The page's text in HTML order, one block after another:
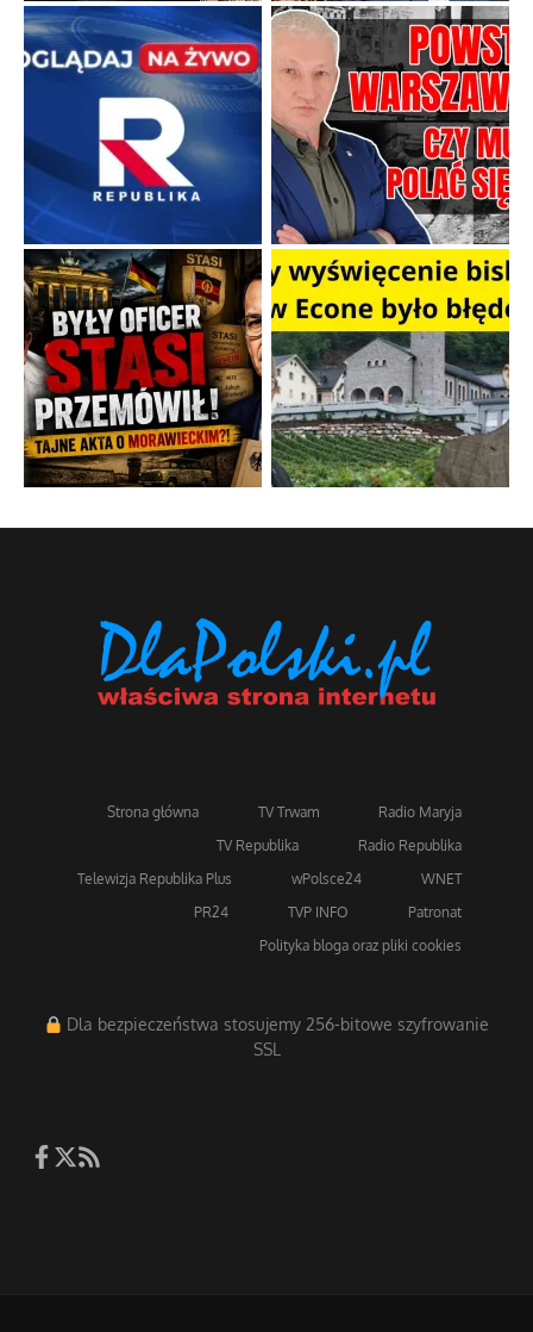
Strona główna TV Trwam
Radio Maryja
TV Republika
Radio Republika
Telewizja Republika Plus
wPolsce24
WNET
PR24
TVP INFO
Patronat
Polityka bloga oraz pliki cookies
Dla bezpieczeństwa stosujemy 256-bitowe szyfrowanie
SSL